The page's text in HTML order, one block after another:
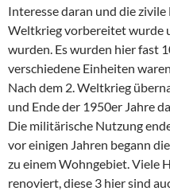
Interesse daran und die
Weltkrieg vorbereitet wurde
wurden. Es wurden hier fast
verschiedene Einheiten
Nach dem 2. Weltkrieg
und Ende der 1950er Jahre
Die militärische Nutzung
vor einigen Jahren begann
zu einem Wohngebiet. Viele
renoviert, diese 3 hier sind